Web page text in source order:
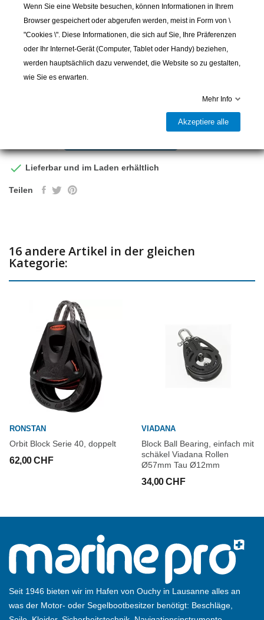
Lochabstand: 39 mm
Höhe: 22 mm
Länge über alles: 65 mm
Gewicht: 45 g
Bruchlast: 950 kg
Arbeitslast: 230 kg
 Lieferbar und im Laden erhältlich
Teilen
16 andere Artikel in der gleichen
Kategorie:
RONSTAN
Orbit Block Serie 40, doppelt
62,00 CHF
VIADANA
Block Ball Bearing, einfach mit
schäkel Viadana Rollen
Ø57mm Tau Ø12mm
34,00 CHF
Seit 1946 bieten wir im Hafen von Ouchy in Lausanne alles an
was der Motor- oder Segelbootbesitzer benötigt: Beschläge,
Wenn Sie eine Website besuchen, können Informationen in Ihrem
Browser gespeichert oder abgerufen werden, meist in Form von \
"Cookies \". Diese Informationen, die sich auf Sie, Ihre Präferenzen
oder Ihr Internet-Gerät (Computer, Tablet oder Handy) beziehen,
werden hauptsächlich dazu verwendet, die Website so zu gestalten,
wie Sie es erwarten.
Mehr Info
Akzeptiere alle